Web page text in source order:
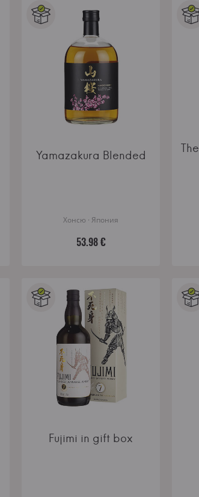
Yamazakura Blended
Хонсю · Япония
53.98 €
Fujimi in gift box